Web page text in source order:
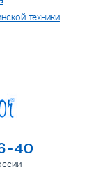
техники
40